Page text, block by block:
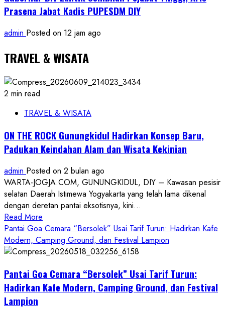
Prasena Jabat Kadis PUPESDM DIY
admin Posted on 12 jam ago
TRAVEL & WISATA
2 min read
TRAVEL & WISATA
ON THE ROCK Gunungkidul Hadirkan Konsep Baru,
Padukan Keindahan Alam dan Wisata Kekinian
admin Posted on 2 bulan ago
WARTA-JOGJA.COM, GUNUNGKIDUL, DIY – Kawasan pesisir
selatan Daerah Istimewa Yogyakarta yang telah lama dikenal
dengan deretan pantai eksotisnya, kini...
Read More
more
about
ON
ROCK
Gunungkidul
Pantai Goa Cemara “Bersolek” Usai Tarif Turun: Hadirkan Kafe
Modern, Camping Ground, dan Festival Lampion
Pantai Goa Cemara “Bersolek” Usai Tarif Turun:
Hadirkan Kafe Modern, Camping Ground, dan Festival
Lampion